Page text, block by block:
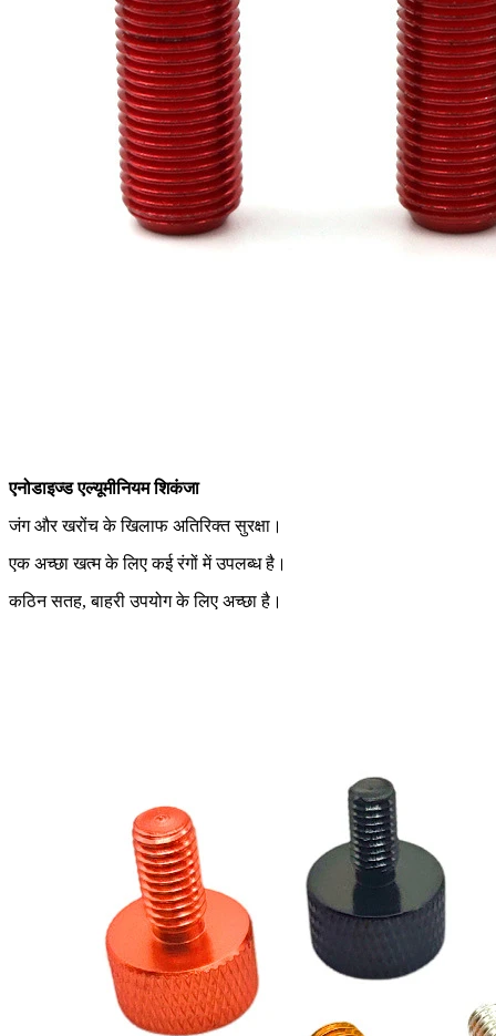
एनोडाइज्ड एल्यूमीनियम शिकंजा
जंग और खरोंच के खिलाफ अतिरिक्त सुरक्षा।
एक अच्छा खत्म के लिए कई रंगों में उपलब्ध है।
कठिन सतह, बाहरी उपयोग के लिए अच्छा है।